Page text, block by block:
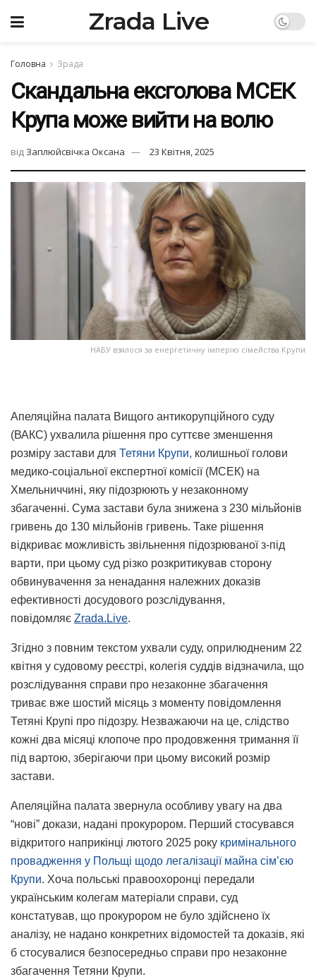
Zrada Live
Головна Зрада
Скандальна ексголова МСЕК
Крупа може вийти на волю
від Заплюйсвічка Оксана 23 Квітня, 2025
НАБУ взялося за енергетичну імперію сімейства Крупи
Апеляційна палата Вищого антикорупційного суду
(ВАКС) ухвалила рішення про суттєве зменшення
розміру застави для Тетяни Крупи, колишньої голови
медико-соціальної експертної комісії (МСЕК) на
Хмельниччині, яку підозрюють у незаконному
збагаченні. Сума застави була знижена з 230 мільйонів
гривень до 130 мільйонів гривень. Таке рішення
відкриває можливість звільнення підозрюваної з-під
варти, при цьому суд різко розкритикував сторону
обвинувачення за ненадання належних доказів
ефективності досудового розслідування,
повідомляє Zrada.Live.
Згідно з повним текстом ухвали суду, оприлюдненим 22
квітня у судовому реєстрі, колегія суддів відзначила, що
розслідування справи про незаконне збагачення
триває вже шостий місяць з моменту повідомлення
Тетяні Крупі про підозру. Незважаючи на це, слідство
кожні два місяці клопоче про продовження тримання її
під вартою, зберігаючи при цьому високий розмір
застави.
Апеляційна палата звернула особливу увагу на два
“нові” докази, надані прокурором. Перший стосувався
відкритого наприкінці лютого 2025 року кримінального
провадження у Польщі щодо легалізації майна сім’єю
Крупи. Хоча польські правоохоронці передали
українським колегам матеріали справи, суд
констатував, що прокурором не було здійснено їх
аналізу, не надано конкретних відомостей та доказів, які
б стосувалися безпосередньо справи про незаконне
збагачення Тетяни Крупи.